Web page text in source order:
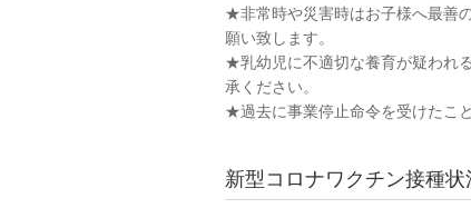
★非常時や災害時はお子様へ最善
願い致します。
★乳幼児に不適切な養育が疑われ
承ください。
★過去に事業停止命令を受けたこ
新型コロナワクチン接種状